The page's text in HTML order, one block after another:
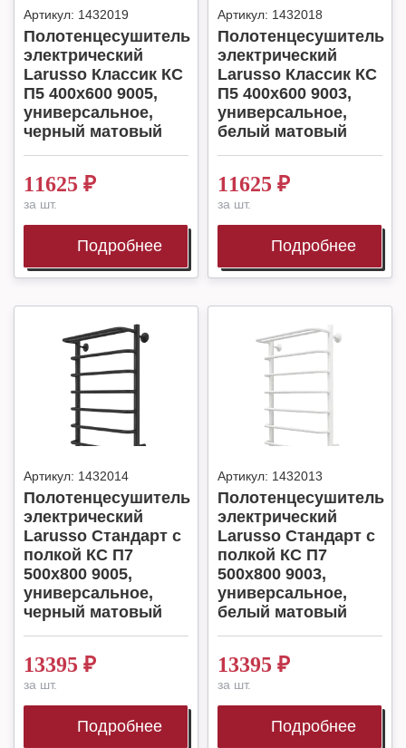
Артикул: 1432019
Полотенцесушитель
электрический
Larusso Классик КС
П5 400х600 9005,
универсальное,
черный матовый
11625 ₽
за шт.
Подробнее
Артикул: 1432018
Полотенцесушитель
электрический
Larusso Классик КС
П5 400х600 9003,
универсальное,
белый матовый
11625 ₽
за шт.
Подробнее
Артикул: 1432014
Полотенцесушитель
электрический
Larusso Стандарт с
полкой КС П7
500х800 9005,
универсальное,
черный матовый
13395 ₽
за шт.
Подробнее
Артикул: 1432013
Полотенцесушитель
электрический
Larusso Стандарт с
полкой КС П7
500х800 9003,
универсальное,
белый матовый
13395 ₽
за шт.
Подробнее